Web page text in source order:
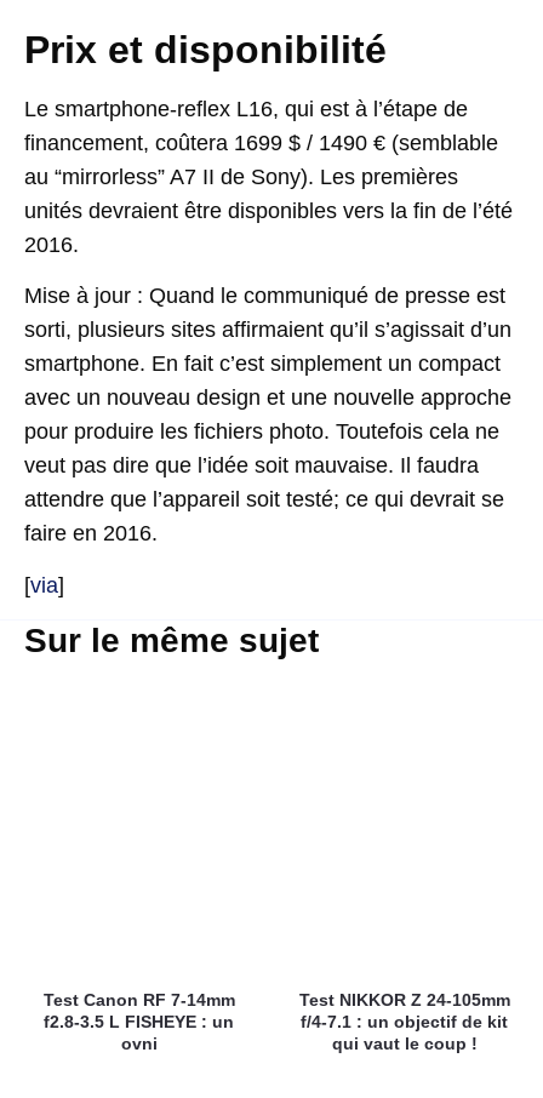
Prix et disponibilité
Le smartphone-reflex L16, qui est à l’étape de
financement, coûtera 1699 $ / 1490 € (semblable
au “mirrorless” A7 II de Sony). Les premières
unités devraient être disponibles vers la fin de l’été
2016.
Mise à jour : Quand le communiqué de presse est
sorti, plusieurs sites affirmaient qu’il s’agissait d’un
smartphone. En fait c’est simplement un compact
avec un nouveau design et une nouvelle approche
pour produire les fichiers photo. Toutefois cela ne
veut pas dire que l’idée soit mauvaise. Il faudra
attendre que l’appareil soit testé; ce qui devrait se
faire en 2016.
[via]
Sur le même sujet
Test Canon RF 7-14mm
f2.8-3.5 L FISHEYE : un
ovni
Test NIKKOR Z 24-105mm
f/4-7.1 : un objectif de kit
qui vaut le coup !